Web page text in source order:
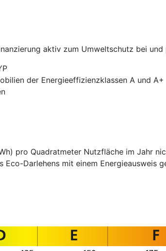
aktiv zum Umweltschutz bei
der Energieeffizienzklassen A und A+
pro Quadratmeter Nutzfläche im Jahr
Darlehens mit einem Energieausweis